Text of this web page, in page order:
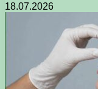
18.07.2026